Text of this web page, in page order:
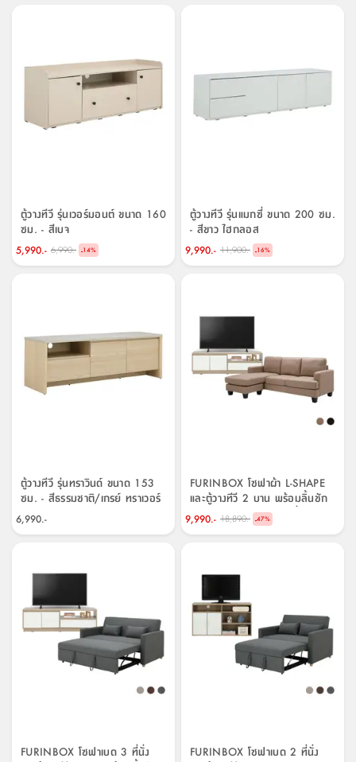
ตู้วางทีวี รุ่นเวอร์มอนต์ ขนาด 160
ซม. - สีเบจ
5,990.- 6,990.- -14%
ตู้วางทีวี รุ่นแมกซี่ ขนาด 200 ซม.
- สีขาว ไฮกลอส
9,990.- 11,900.- -16%
ตู้วางทีวี รุ่นทราวินด์ ขนาด 153
ซม. - สีธรรมชาติ/เกรย์ ทราเวอร์
ทีน
6,990.-
FURINBOX โซฟาผ้า L-SHAPE
และตู้วางทีวี 2 บาน พร้อมลิ้นชัก
ขนาด 150 ซม. รุ่นแลมซี่+มินิโอ
9,990.- 18,890.- -47%
FURINBOX โซฟาเบด 3 ที่นั่ง
FURINBOX โซฟาเบด 2 ที่นั่ง